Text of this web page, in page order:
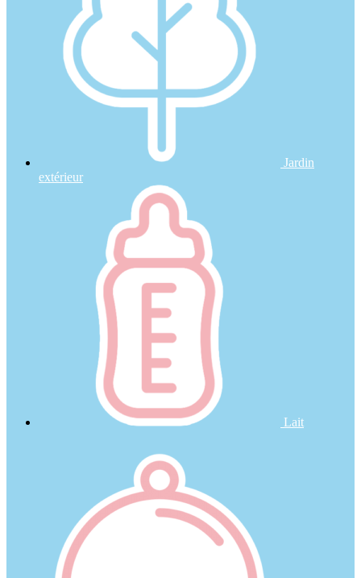
Jardin
extérieur
Lait